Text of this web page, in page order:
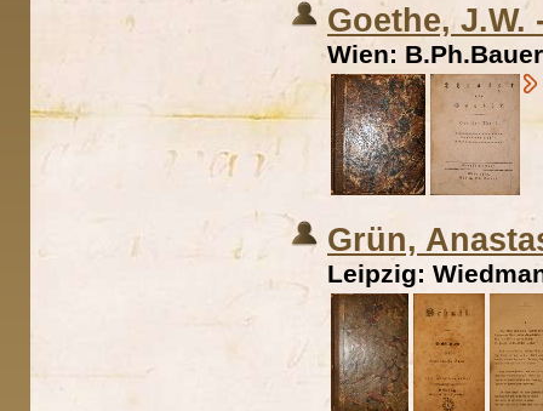
Goethe, J.W.
Wien:
Grün,
Leipzig: